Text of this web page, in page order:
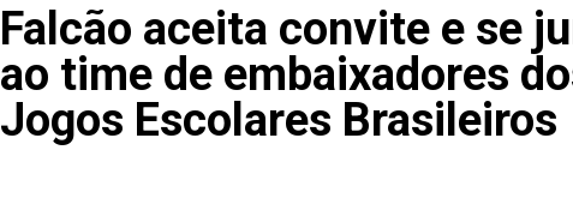
Falcão aceita convite e se
ao time de embaixadores
Jogos Escolares Brasileiros